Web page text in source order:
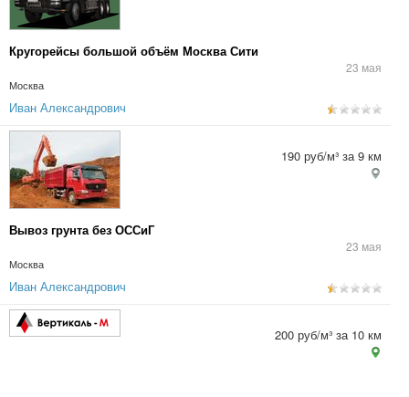
Кругорейсы большой объём Москва Сити
23 мая
Москва
Иван Александрович
Вывоз грунта без ОССиГ
23 мая
Москва
190 руб/м³ за 9 км
Иван Александрович
200 руб/м³ за 10 км